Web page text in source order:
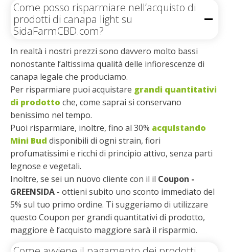
Come posso risparmiare nell’acquisto di
prodotti di canapa light su
SidaFarmCBD.com?
In realtà i nostri prezzi sono davvero molto bassi
nonostante l’altissima qualità delle infiorescenze di
canapa legale che produciamo.
Per risparmiare puoi acquistare grandi quantitativi
di prodotto che, come saprai si conservano
benissimo nel tempo.
Puoi risparmiare, inoltre, fino al 30% acquistando
Mini Bud disponibili di ogni strain, fiori
profumatissimi e ricchi di principio attivo, senza parti
legnose e vegetali.
Inoltre, se sei un nuovo cliente con il il Coupon -
GREENSIDA - ottieni subito uno sconto immediato del
5% sul tuo primo ordine. Ti suggeriamo di utilizzare
questo Coupon per grandi quantitativi di prodotto,
maggiore è l’acquisto maggiore sarà il risparmio.